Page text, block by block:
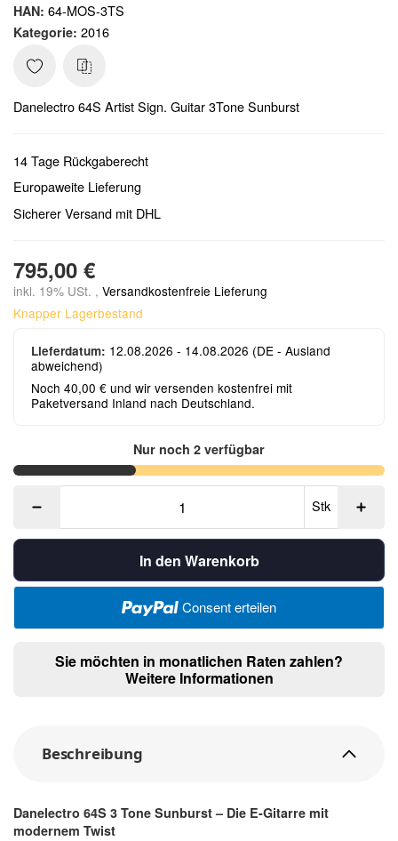
HAN: 64-MOS-3TS
Kategorie: 2016
Danelectro 64S Artist Sign. Guitar 3Tone Sunburst
14 Tage Rückgaberecht
Europaweite Lieferung
Sicherer Versand mit DHL
795,00 €
inkl. 19% USt. , Versandkostenfreie Lieferung
Knapper Lagerbestand
Lieferdatum: 12.08.2026 - 14.08.2026 (DE - Ausland
abweichend)
Noch 40,00 € und wir versenden kostenfrei mit
Paketversand Inland nach Deutschland.
Nur noch 2 verfügbar
Stk
In den Warenkorb
Consent erteilen
Sie möchten in monatlichen Raten zahlen?
Weitere Informationen
Beschreibung
Danelectro 64S 3 Tone Sunburst – Die E-Gitarre mit
modernem Twist